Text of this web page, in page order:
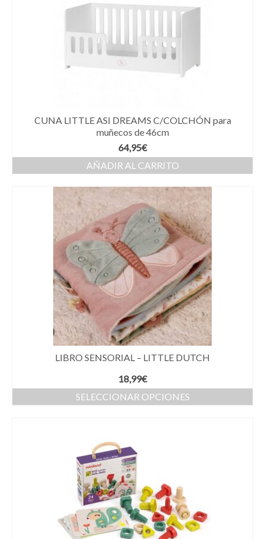
CUNA LITTLE ASI DREAMS C/COLCHÓN para
muñecos de 46cm
64,95€
AÑADIR AL CARRITO
LIBRO SENSORIAL – LITTLE DUTCH
18,99€
SELECCIONAR OPCIONES